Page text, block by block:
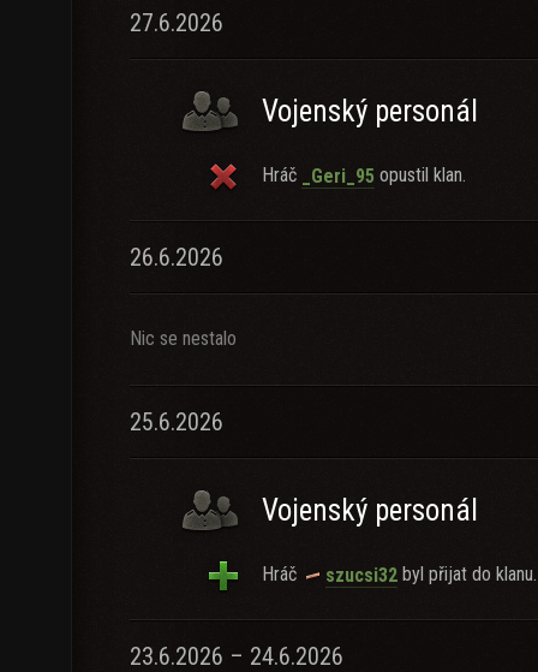
27.6.2026
Vojenský personál
Hráč _Geri_95 opustil klan.
26.6.2026
Nic se nestalo
25.6.2026
Vojenský personál
Hráč szucsi32 byl přijat do klanu.
23.6.2026 – 24.6.2026